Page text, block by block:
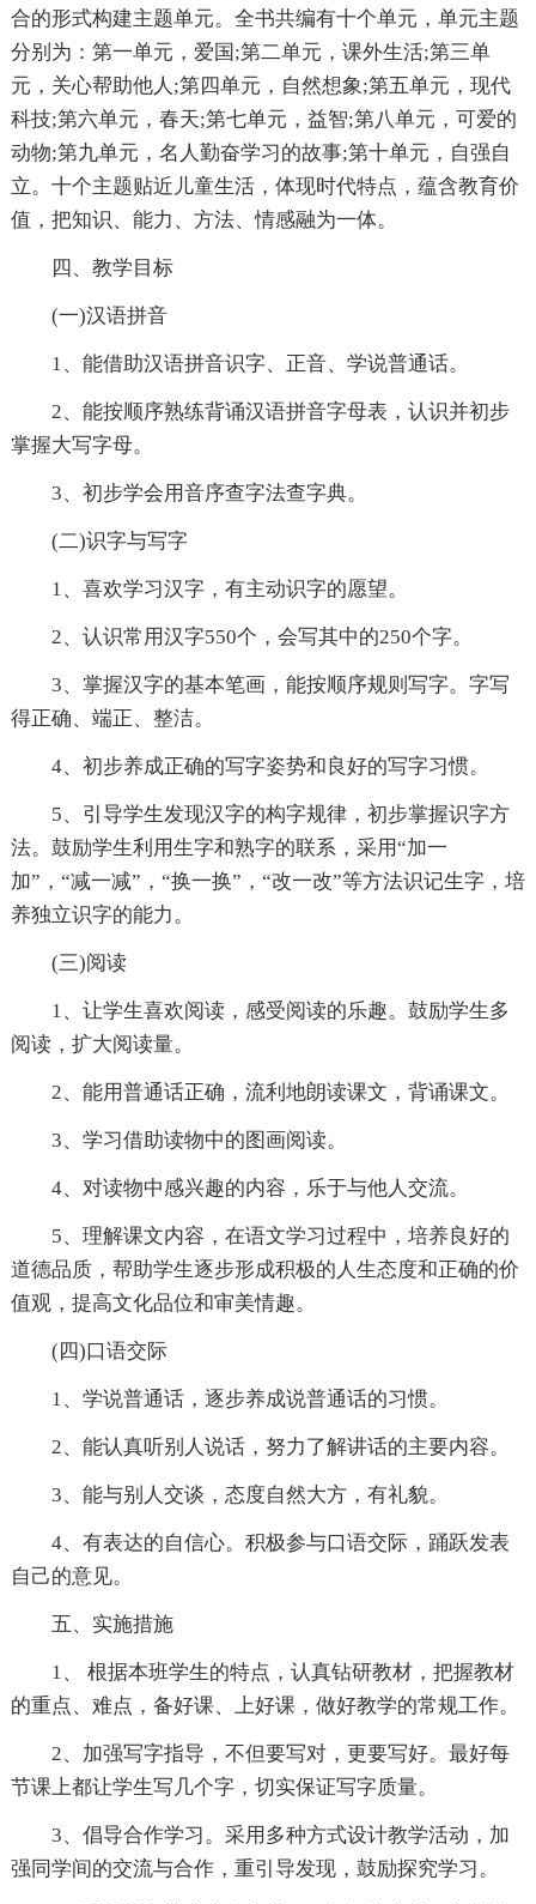
合的形式构建主题单元。全书共编有十个单元，单元主题
分别为：第一单元，爱国;第二单元，课外生活;第三单
元，关心帮助他人;第四单元，自然想象;第五单元，现代
科技;第六单元，春天;第七单元，益智;第八单元，可爱的
动物;第九单元，名人勤奋学习的故事;第十单元，自强自
立。十个主题贴近儿童生活，体现时代特点，蕴含教育价
值，把知识、能力、方法、情感融为一体。
四、教学目标
(一)汉语拼音
1、能借助汉语拼音识字、正音、学说普通话。
2、能按顺序熟练背诵汉语拼音字母表，认识并初步
掌握大写字母。
3、初步学会用音序查字法查字典。
(二)识字与写字
1、喜欢学习汉字，有主动识字的愿望。
2、认识常用汉字550个，会写其中的250个字。
3、掌握汉字的基本笔画，能按顺序规则写字。字写
得正确、端正、整洁。
4、初步养成正确的写字姿势和良好的写字习惯。
5、引导学生发现汉字的构字规律，初步掌握识字方
法。鼓励学生利用生字和熟字的联系，采用“加一
加”，“减一减”，“换一换”，“改一改”等方法识记生字，培
养独立识字的能力。
(三)阅读
1、让学生喜欢阅读，感受阅读的乐趣。鼓励学生多
阅读，扩大阅读量。
2、能用普通话正确，流利地朗读课文，背诵课文。
3、学习借助读物中的图画阅读。
4、对读物中感兴趣的内容，乐于与他人交流。
5、理解课文内容，在语文学习过程中，培养良好的
道德品质，帮助学生逐步形成积极的人生态度和正确的价
值观，提高文化品位和审美情趣。
(四)口语交际
1、学说普通话，逐步养成说普通话的习惯。
2、能认真听别人说话，努力了解讲话的主要内容。
3、能与别人交谈，态度自然大方，有礼貌。
4、有表达的自信心。积极参与口语交际，踊跃发表
自己的意见。
五、实施措施
1、 根据本班学生的特点，认真钻研教材，把握教材
的重点、难点，备好课、上好课，做好教学的常规工作。
2、加强写字指导，不但要写对，更要写好。最好每
节课上都让学生写几个字，切实保证写字质量。
3、倡导合作学习。采用多种方式设计教学活动，加
强同学间的交流与合作，重引导发现，鼓励探究学习。